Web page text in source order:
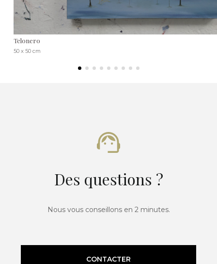
Telonero
50 x 50 cm
Des questions ?
Nous vous conseillons en 2 minutes.
CONTACTER